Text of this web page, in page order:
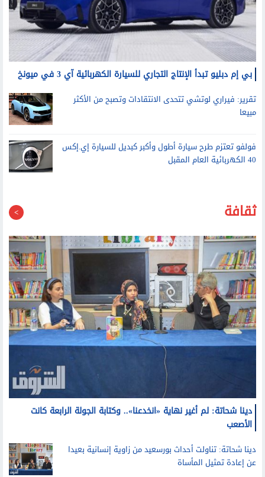
بي إم دبليو تبدأ الإنتاج التجاري للسيارة الكهربائية آي 3 في ميونخ
تقرير: فيراري لوتشي تتحدى الانتقادات وتصبح من الأكثر
مبيعا
فولفو تعتزم طرح سيارة أطول وأكبر كبديل للسيارة إي.إكس
40 الكهربائية العام المقبل
ثقافة
دينا شحاتة: لم أغير نهاية «انخدعنا».. وكتابة الجولة الرابعة كانت
الأصعب
دينا شحاتة: تناولت أحداث بورسعيد من زاوية إنسانية بعيدا
عن إعادة تمثيل المأساة